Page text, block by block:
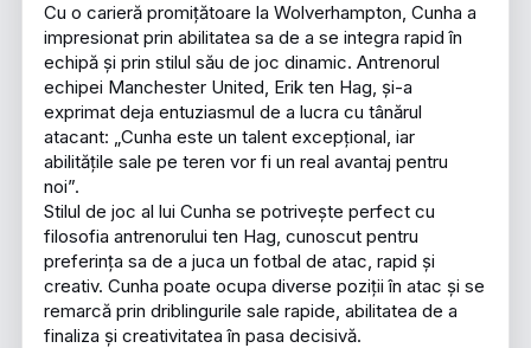
Cu o carieră promițătoare la Wolverhampton, Cunha a
impresionat prin abilitatea sa de a se integra rapid în
echipă și prin stilul său de joc dinamic. Antrenorul
echipei Manchester United, Erik ten Hag, și-a
exprimat deja entuziasmul de a lucra cu tânărul
atacant: „Cunha este un talent excepțional, iar
abilitățile sale pe teren vor fi un real avantaj pentru
noi”.
Stilul de joc al lui Cunha se potrivește perfect cu
filosofia antrenorului ten Hag, cunoscut pentru
preferința sa de a juca un fotbal de atac, rapid și
creativ. Cunha poate ocupa diverse poziții în atac și se
remarcă prin driblingurile sale rapide, abilitatea de a
finaliza și creativitatea în pasa decisivă.